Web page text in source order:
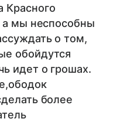
Красного
мы неспособны
о том,
обойдутся
идет о грошах.
более